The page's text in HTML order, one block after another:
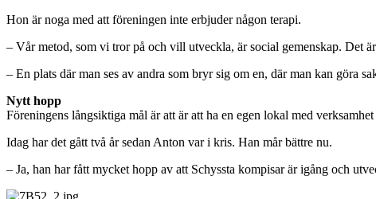
Hon är noga med att föreningen inte erbjuder någon terapi.
– Vår metod, som vi tror på och vill utveckla, är social gemenskap. Det
– En plats där man ses av andra som bryr sig om en, där man kan göra
Nytt hopp
Föreningens långsiktiga mål är att är att ha en egen lokal med
Idag har det gått två år sedan Anton var i kris. Han mår bättre nu.
– Ja, han har fått mycket hopp av att Schyssta kompisar är igång och